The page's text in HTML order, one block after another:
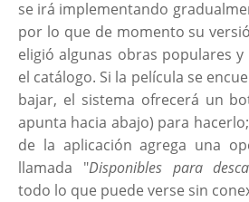
se irá implementando
por lo que de momento su
eligió algunas obras populares
el catálogo. Si la película se
bajar, el sistema ofrecerá un
apunta hacia abajo) para
de la aplicación agrega una
llamada "Disponibles para
todo lo que puede verse sin